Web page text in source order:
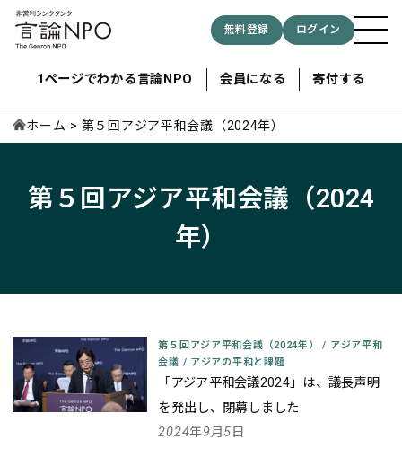
無料登録 ログイン
1ページでわかる言論NPO 会員になる 寄付する
記事検索する
ホーム 第５回アジア平和会議（2024年）
第５回アジア平和会議（2024
年）
第５回アジア平和会議（2024年）/ アジア平和
会議 / アジアの平和と課題
「アジア平和会議2024」は、議長声明
を発出し、閉幕しました
2024年9月5日